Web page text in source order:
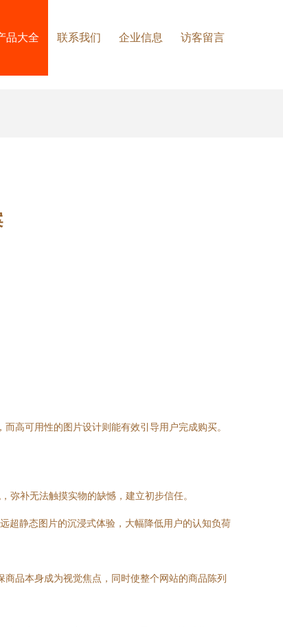
品大全 联系我们 企业信息 访客留言
高可用性的图片设计则能有效引导用户完成购买。
弥补无法触摸实物的缺憾，建立初步信任。
超静态图片的沉浸式体验，大幅降低用户的认知负荷
品本身成为视觉焦点，同时使整个网站的商品陈列